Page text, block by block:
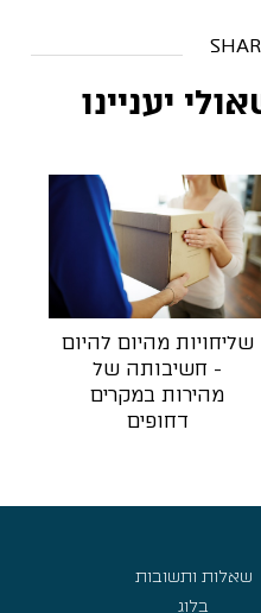
יעניינו
שליחויות מהיום להיום
- חשיבותה של
מהירות במקרים
דחופים
שאלות ותשובות
בלוג